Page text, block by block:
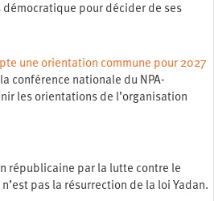
démocratique pour décider de ses
une orientation commune pour 2027
conférence nationale du NPA-
les orientations de l’organisation
républicaine par la lutte contre le
pas la résurrection de la loi Yadan.